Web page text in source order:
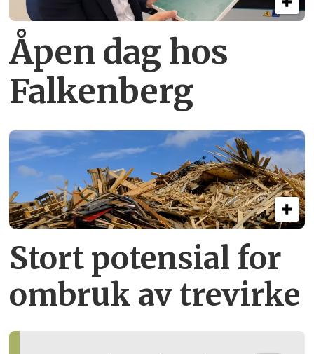
Åpen dag hos
Falkenberg
Stort potensial for
ombruk av tre­virke